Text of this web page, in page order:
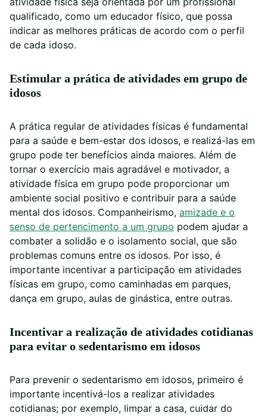
qualificado, como um educador físico, que possa
indicar as melhores práticas de acordo com o perfil
de cada idoso.
Estimular a prática de atividades em grupo de
idosos
A prática regular de atividades físicas é fundamental
para a saúde e bem-estar dos idosos, e realizá-las em
grupo pode ter benefícios ainda maiores. Além de
tornar o exercício mais agradável e motivador, a
atividade física em grupo pode proporcionar um
ambiente social positivo e contribuir para a saúde
mental dos idosos. Companheirismo, amizade e o
senso de pertencimento a um grupo podem ajudar a
combater a solidão e o isolamento social, que são
problemas comuns entre os idosos. Por isso, é
importante incentivar a participação em atividades
físicas em grupo, como caminhadas em parques,
dança em grupo, aulas de ginástica, entre outras.
Incentivar a realização de atividades cotidianas
para evitar o sedentarismo em idosos
Para prevenir o sedentarismo em idosos, primeiro é
importante incentivá-los a realizar atividades
cotidianas; por exemplo, limpar a casa, cuidar do